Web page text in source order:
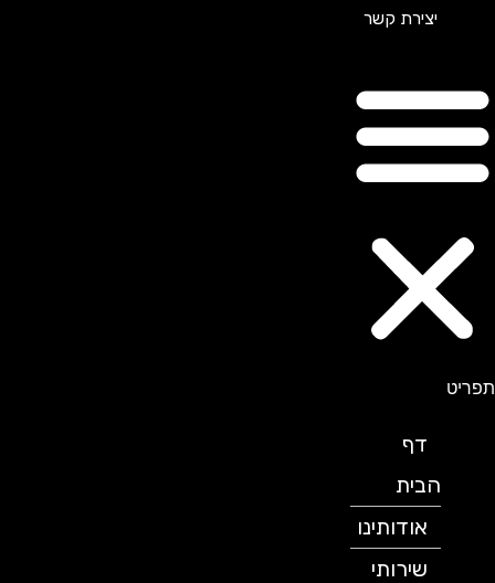
יצירת קשר
תפריט
דף
הבית
אודותינו
שירותי